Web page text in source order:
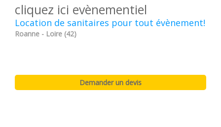
cliquez ici evènementiel
Location de sanitaires pour tout évènement!
Roanne - Loire (42)